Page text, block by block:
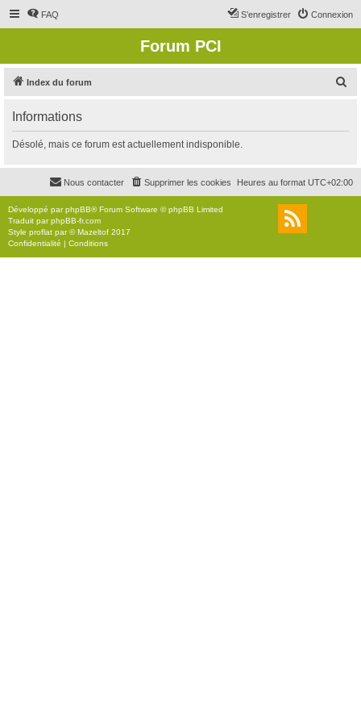
FAQ Connexion
S’enregistrer
Forum PCI
Index du forum
r
c
r
Informations
Désolé, mais ce forum est actuellement indisponible.
Heures au format UTC+02:00
Supprimer les cookies
Nous contacter
Développé parphpBB® Forum Software © phpBB Limited
Traduit parphpBB-fr.com
Style proflat par ©Mazeltof 2017
Confidentialité | Conditions